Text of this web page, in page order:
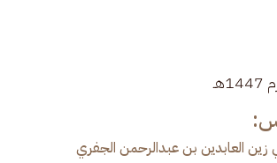
زين العابدین بن عبدالرحمن الجفري